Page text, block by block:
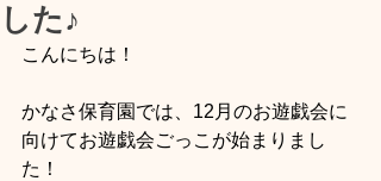
した♪
こんにちは！
かなさ保育園では、12月のお遊戯会に
向けてお遊戯会ごっこが始まりまし
た！